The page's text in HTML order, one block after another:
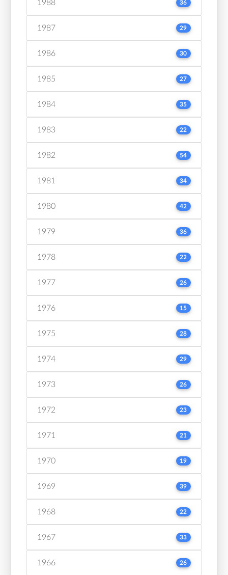
1988 36
1987 29
1986 30
1985 27
1984 35
1983 22
1982 54
1981 34
1980 42
1979 36
1978 22
1977 26
1976 15
1975 28
1974 29
1973 26
1972 23
1971 21
1970 19
1969 39
1968 22
1967 33
1966 26